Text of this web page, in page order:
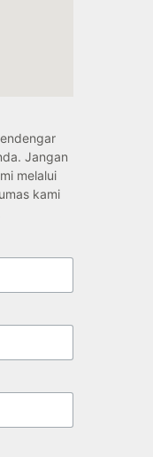
Jangan
melalui
kami